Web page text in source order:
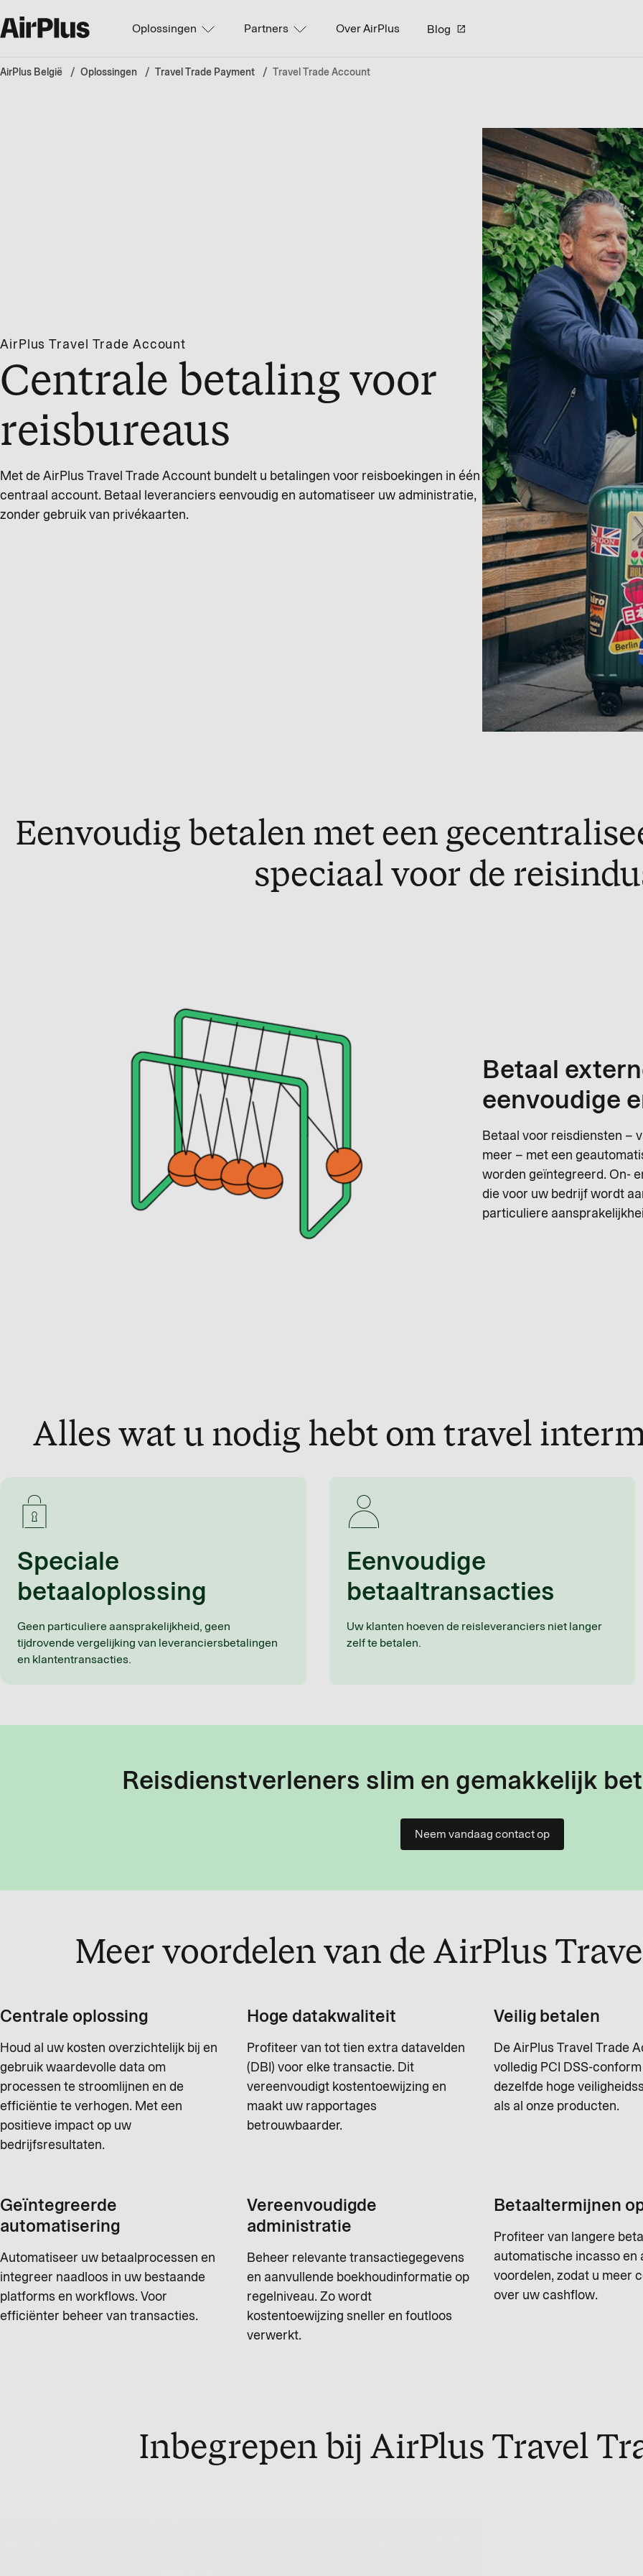
Oplossingen Partners Over AirPlus Blog
AirPlus België Oplossingen Travel Trade Payment Travel Trade Account
AirPlus Travel Trade Account
Centrale betaling voor
reisbureaus
Met de AirPlus Travel Trade Account bundelt u betalingen voor reisboekingen in één
centraal account. Betaal leveranciers eenvoudig en automatiseer uw administratie,
zonder gebruik van privékaarten.
Eenvoudig betalen met een
speciaal voor de
Betaal
eenvoudige
Betaal voor reisdiensten –
meer – met een
worden geïntegreerd. On-
die voor uw bedrijf wordt
particuliere
Alles wat u nodig hebt om travel
Speciale
betaaloplossing
Geen particuliere aansprakelijkheid, geen
tijdrovende vergelijking van leveranciersbetalingen
en klantentransacties.
Eenvoudige
betaaltransacties
Uw klanten hoeven de reisleveranciers niet langer
zelf te betalen.
Reisdienstverleners slim en gemakkelijk
Neem vandaag contact op
Meer voordelen van de AirPlus
Centrale oplossing
Houd al uw kosten overzichtelijk bij en
gebruik waardevolle data om
processen te stroomlijnen en de
efficiëntie te verhogen. Met een
positieve impact op uw
bedrijfsresultaten.
Hoge datakwaliteit
Profiteer van tot tien extra datavelden
(DBI) voor elke transactie. Dit
vereenvoudigt kostentoewijzing en
maakt uw rapportages
betrouwbaarder.
Veilig betalen
De AirPlus Travel Trade
volledig PCI DSS-
dezelfde hoge
als al onze producten.
Geïntegreerde
automatisering
Automatiseer uw betaalprocessen en
integreer naadloos in uw bestaande
platforms en workflows. Voor
efficiënter beheer van transacties.
Vereenvoudigde
administratie
Beheer relevante transactiegegevens
en aanvullende boekhoudinformatie op
regelniveau. Zo wordt
kostentoewijzing sneller en foutloos
verwerkt.
Betaaltermijnen
Profiteer van langere
automatische incasso en
voordelen, zodat u meer
over uw cashflow.
Inbegrepen bij AirPlus Travel